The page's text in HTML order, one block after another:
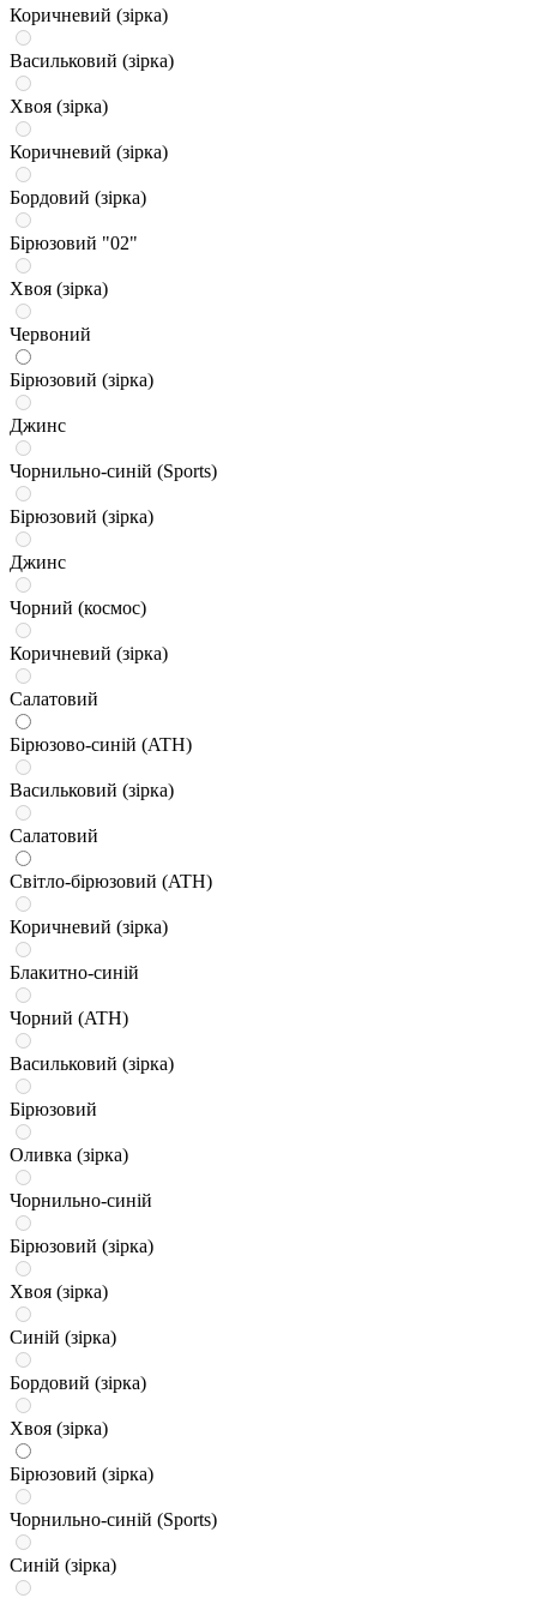
Коричневий (зірка)
Васильковий (зірка)
Хвоя (зірка)
Коричневий (зірка)
Бордовий (зірка)
Бірюзовий "02"
Хвоя (зірка)
Червоний
Бірюзовий (зірка)
Джинс
Чорнильно-синій (Sports)
Бірюзовий (зірка)
Джинс
Чорний (космос)
Коричневий (зірка)
Салатовий
Бірюзово-синій (ATH)
Васильковий (зірка)
Салатовий
Світло-бірюзовий (ATH)
Коричневий (зірка)
Блакитно-синій
Чорний (ATH)
Васильковий (зірка)
Бірюзовий
Оливка (зірка)
Чорнильно-синій
Бірюзовий (зірка)
Хвоя (зірка)
Синій (зірка)
Бордовий (зірка)
Хвоя (зірка)
Бірюзовий (зірка)
Чорнильно-синій (Sports)
Синій (зірка)